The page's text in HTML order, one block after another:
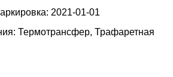
2021-01-01
Термотрансфер, Трафаретная